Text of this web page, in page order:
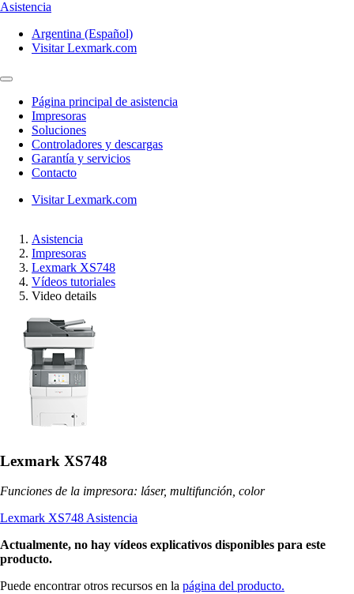
Asistencia
Argentina (Español)
Visitar Lexmark.com
Página principal de asistencia
Impresoras
Soluciones
Controladores y descargas
Garantía y servicios
Contacto
Visitar Lexmark.com
Asistencia
Impresoras
Lexmark XS748
Vídeos tutoriales
Video details
Lexmark XS748
Funciones de la impresora: láser, multifunción, color
Lexmark XS748 Asistencia
Actualmente, no hay vídeos explicativos disponibles para este
producto.
Puede encontrar otros recursos en la página del producto.